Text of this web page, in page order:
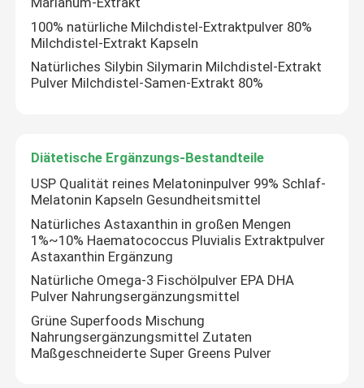
100% natürliche Milchdistel-Extraktpulver 80%
Milchdistel-Extrakt Kapseln
Natürliches Silybin Silymarin Milchdistel-Extrakt
Pulver Milchdistel-Samen-Extrakt 80%
Diätetische Ergänzungs-Bestandteile
USP Qualität reines Melatoninpulver 99% Schlaf-
Melatonin Kapseln Gesundheitsmittel
Natürliches Astaxanthin in großen Mengen
1%~10% Haematococcus Pluvialis Extraktpulver
Astaxanthin Ergänzung
Natürliche Omega-3 Fischölpulver EPA DHA
Pulver Nahrungsergänzungsmittel
Grüne Superfoods Mischung
Nahrungsergänzungsmittel Zutaten
Maßgeschneiderte Super Greens Pulver